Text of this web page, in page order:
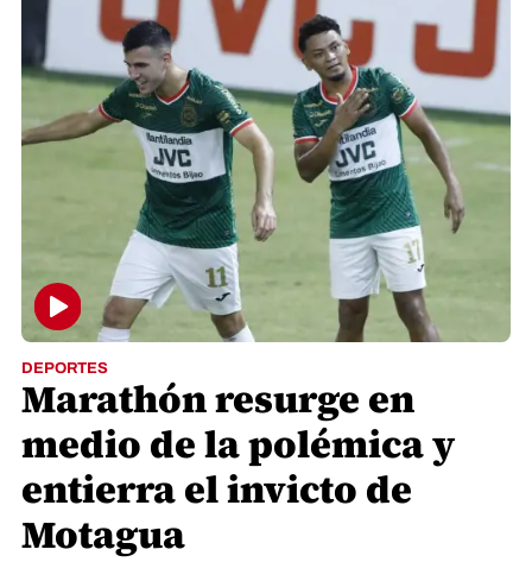
DEPORTES
Marathón resurge en
medio de la polémica y
entierra el invicto de
Motagua